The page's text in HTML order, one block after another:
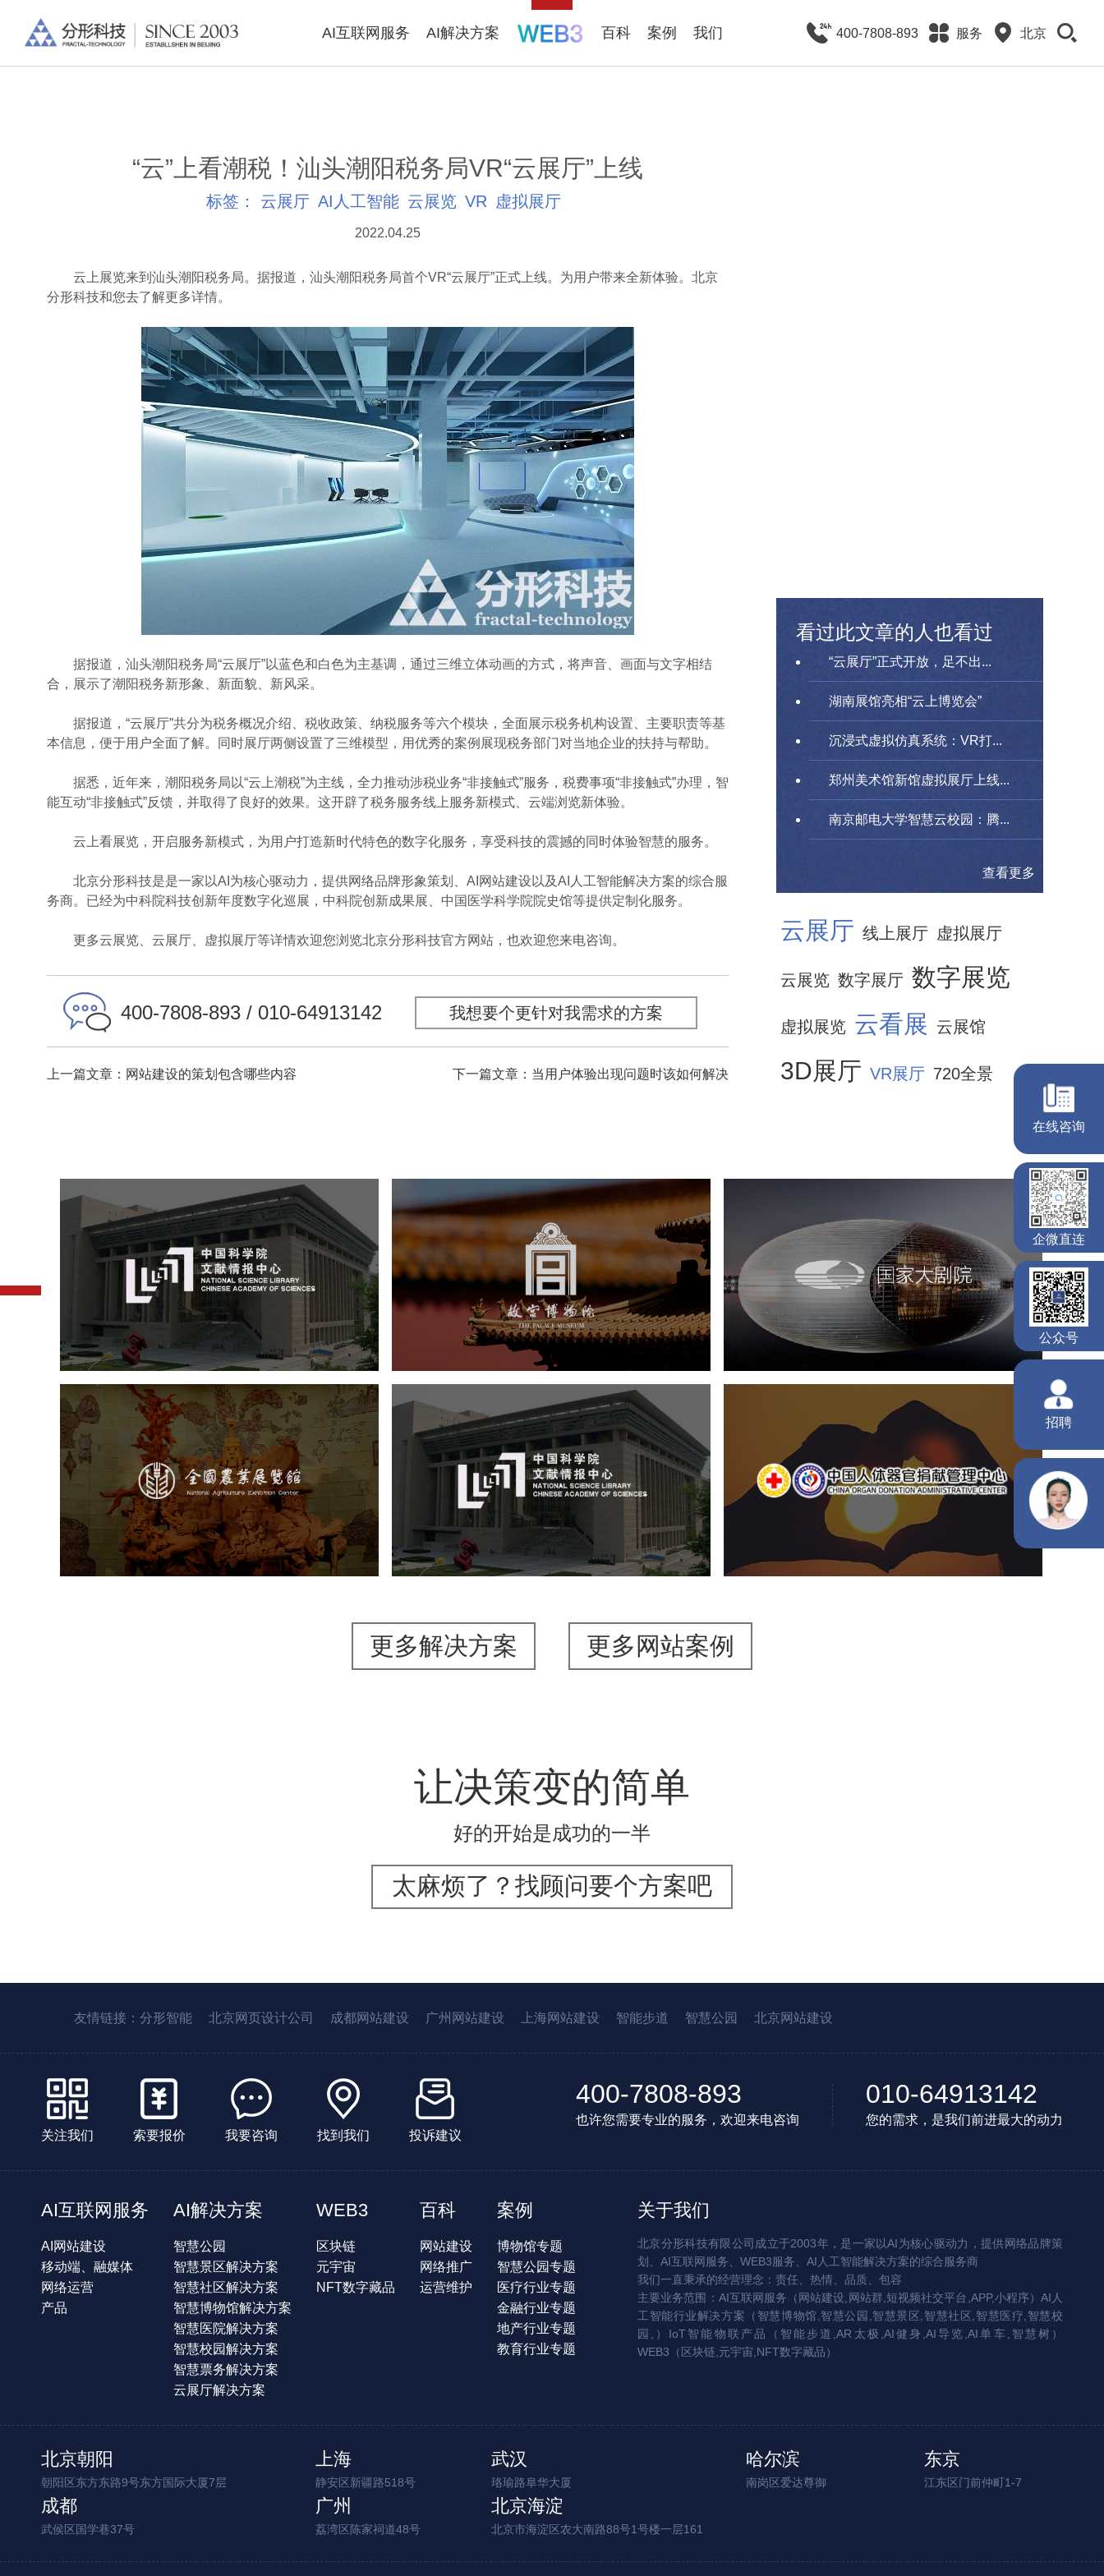
AI互联网服务 AI解决方案 百科 案例 我们 400-7808-893 服务 北京
“云”上看潮税！汕头潮阳税务局VR“云展厅”上线
标签： 云展厅 AI人工智能 云展览 VR 虚拟展厅
2022.04.25
云上展览来到汕头潮阳税务局。据报道，汕头潮阳税务局首个VR“云展厅”正式上线。为用户带来全新体验。北京
分形科技和您去了解更多详情。
据报道，汕头潮阳税务局“云展厅”以蓝色和白色为主基调，通过三维立体动画的方式，将声音、画面与文字相结
合，展示了潮阳税务新形象、新面貌、新风采。
据报道，“云展厅”共分为税务概况介绍、税收政策、纳税服务等六个模块，全面展示税务机构设置、主要职责等基
本信息，便于用户全面了解。同时展厅两侧设置了三维模型，用优秀的案例展现税务部门对当地企业的扶持与帮助。
据悉，近年来，潮阳税务局以“云上潮税”为主线，全力推动涉税业务“非接触式”服务，税费事项“非接触式”办理，智
能互动“非接触式”反馈，并取得了良好的效果。这开辟了税务服务线上服务新模式、云端浏览新体验。
云上看展览，开启服务新模式，为用户打造新时代特色的数字化服务，享受科技的震撼的同时体验智慧的服务。
北京分形科技是是一家以AI为核心驱动力，提供网络品牌形象策划、AI网站建设以及AI人工智能解决方案的综合服
务商。已经为中科院科技创新年度数字化巡展，中科院创新成果展、中国医学科学院院史馆等提供定制化服务。
更多云展览、云展厅、虚拟展厅等详情欢迎您浏览北京分形科技官方网站，也欢迎您来电咨询。
400-7808-893 / 010-64913142 我想要个更针对我需求的方案
上一篇文章：网站建设的策划包含哪些内容 下一篇文章：当用户体验出现问题时该如何解决
看过此文章的人也看过
“云展厅”正式开放，足不出...
湖南展馆亮相“云上博览会”
沉浸式虚拟仿真系统：VR打...
郑州美术馆新馆虚拟展厅上线...
南京邮电大学智慧云校园：腾...
查看更多
云展厅 线上展厅 虚拟展厅
云展览 数字展厅 数字展览
虚拟展览 云看展 云展馆
3D展厅 VR展厅 720全景
中国科学院文献情报中心
机构组织 网站建设
虚拟展厅
博物馆展厅设计
数字博物馆建设
展厅空间设计
北京展厅设计
产品展厅设计
企业展厅设计
公司展厅设计
故宫博物院
文化艺术 博物馆
智慧博物馆
博物馆网站建设
景区网站建设
文创商城
万能专题
网站代运营
国家大剧院
文化艺术 剧院 智慧展馆 展馆网站建设
农业展览馆
文化艺术 展馆网站建设
博物馆展厅设计
数字博物馆建设
展厅空间设计
企业展厅设计
公司展厅设计
北京展厅设计 产品展厅设计
中国科学院文献情报中心
机构组织 网站建设
虚拟展厅
博物馆展厅设计
数字博物馆建设
展厅空间设计
北京展厅设计
产品展厅设计
企业展厅设计
公司展厅设计
中国人体器官捐献管理中心
国企 品牌官网
网站设计
更多解决方案 更多网站案例
让决策变的简单
好的开始是成功的一半
太麻烦了？找顾问要个方案吧
友情链接： 分形智能 北京网页设计公司 成都网站建设 广州网站建设 上海网站建设 智能步道 智慧公园 北京网站建设
关注我们 索要报价 我要咨询 找到我们 投诉建议
400-7808-893
也许您需要专业的服务，欢迎来电咨询
010-64913142
您的需求，是我们前进最大的动力
AI互联网服务
AI网站建设
移动端、融媒体
网络运营
产品
AI解决方案
智慧公园
智慧景区解决方案
智慧社区解决方案
智慧博物馆解决方案
智慧医院解决方案
智慧校园解决方案
智慧票务解决方案
云展厅解决方案
WEB3
区块链
元宇宙
NFT数字藏品
百科
网站建设
网络推广
运营维护
案例
博物馆专题
智慧公园专题
医疗行业专题
金融行业专题
地产行业专题
教育行业专题
关于我们
北京分形科技有限公司成立于2003年，是一家以AI为核心驱动力，提供网络品牌策
划、AI互联网服务、WEB3服务、AI人工智能解决方案的综合服务商
我们一直秉承的经营理念：责任、热情、品质、包容
主要业务范围：AI互联网服务（网站建设,网站群,短视频社交平台,APP,小程序）AI人
工智能行业解决方案（智慧博物馆,智慧公园,智慧景区,智慧社区,智慧医疗,智慧校
园,）IoT智能物联产品（智能步道,AR太极,AI健身,AI导览,AI单车,智慧树）
WEB3（区块链,元宇宙,NFT数字藏品）
北京朝阳
朝阳区东方东路9号东方国际大厦7层
上海
静安区新疆路518号
武汉
珞瑜路阜华大厦
哈尔滨
南岗区爱达尊御
东京
江东区门前仲町1-7
成都
武侯区国学巷37号
广州
荔湾区陈家祠道48号
北京海淀
北京市海淀区农大南路88号1号楼一层161